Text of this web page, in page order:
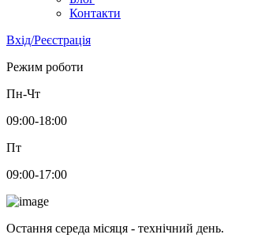
Контакти
Вхід/Реєстрація
Режим роботи
Пн-Чт
09:00-18:00
Пт
09:00-17:00
Остання середа місяця - технічний день.